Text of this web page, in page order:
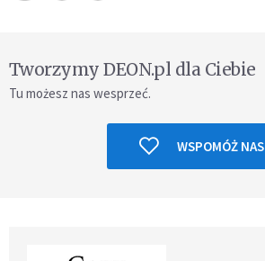
Tworzymy DEON.pl dla Ciebie
Tu możesz nas wesprzeć.
WSPOMÓŻ NAS